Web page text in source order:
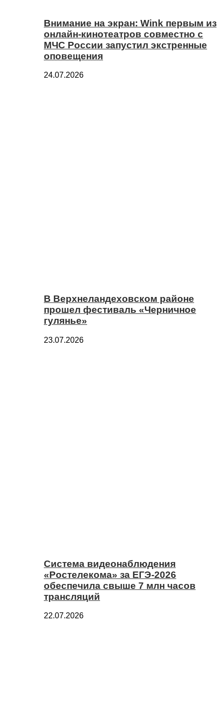
Внимание на экран: Wink первым из
онлайн-кинотеатров совместно с
МЧС России запустил экстренные
оповещения
24.07.2026
В Верхнеландеховском районе
прошел фестиваль «Черничное
гулянье»
23.07.2026
Система видеонаблюдения
«Ростелекома» за ЕГЭ-2026
обеспечила свыше 7 млн часов
трансляций
22.07.2026